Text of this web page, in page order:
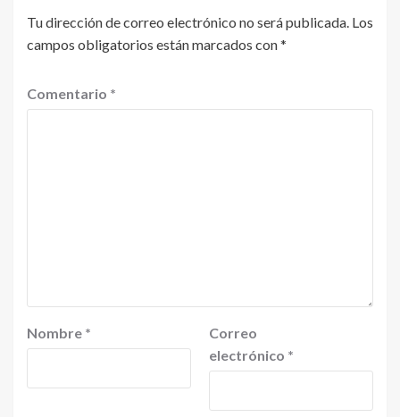
Tu dirección de correo electrónico no será publicada. Los
campos obligatorios están marcados con*
Comentario *
Nombre *
Correo
electrónico *